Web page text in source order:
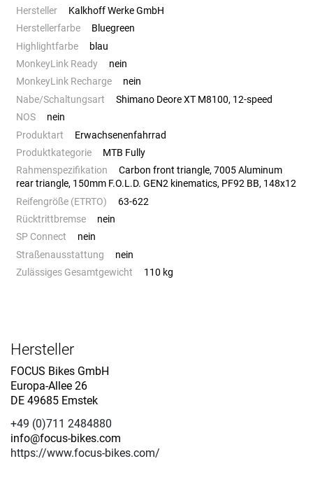
Hersteller
Kalkhoff Werke GmbH
Herstellerfarbe
Bluegreen
Highlightfarbe
blau
MonkeyLink Ready
nein
MonkeyLink Recharge
nein
Nabe/Schaltungsart
Shimano Deore XT M8100, 12-speed
NOS
nein
Produktart
Erwachsenenfahrrad
Produktkategorie
MTB Fully
Rahmenspezifikation
Carbon front triangle, 7005 Aluminum
rear triangle, 150mm F.O.L.D. GEN2 kinematics, PF92 BB, 148x12
Reifengröße (ETRTO)
63-622
Rücktrittbremse
nein
SP Connect
nein
Straßenausstattung
nein
Zulässiges Gesamtgewicht
110 kg
Hersteller
FOCUS Bikes GmbH
Europa-Allee 26
DE 49685 Emstek
+49 (0)711 2484880
info@focus-bikes.com
https://www.focus-bikes.com/